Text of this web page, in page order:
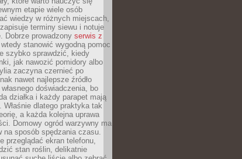
etapie wiele osób
wiedzy w różnych miejscach,
terminy siewu i notuje
Dobrze prowadzony serwis z
stanowić wygodną pomoc
szybko sprawdzić, kiedy
jak nawozić pomidory albo
zaczyna czernieć po
nawet najlepsze źródło
doświadczenia, bo
działka i każdy parapet mają
Właśnie dlatego praktyka tak
a każda kolejna uprawa
Domowy ogród warzywny ma
na sposób spędzania czasu.
przeglądać ekran telefonu,
stan roślin, delikatnie